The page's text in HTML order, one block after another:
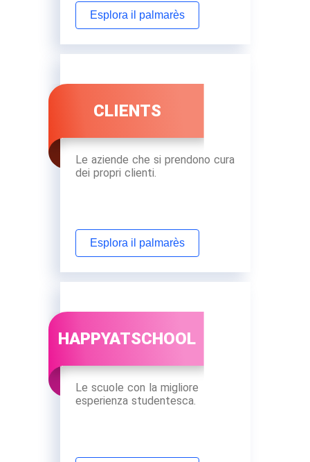
Esplora il palmarès
CLIENTS
Le aziende che si prendono cura
dei propri clienti.
Esplora il palmarès
HAPPYATSCHOOL
Le scuole con la migliore
esperienza studentesca.